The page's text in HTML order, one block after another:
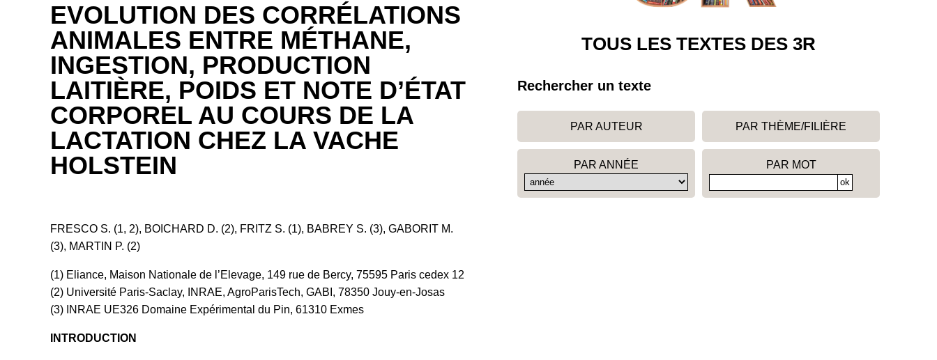
EVOLUTION DES CORRÉLATIONS
ANIMALES ENTRE MÉTHANE,
INGESTION, PRODUCTION
LAITIÈRE, POIDS ET NOTE D’ÉTAT
CORPOREL AU COURS DE LA
LACTATION CHEZ LA VACHE
HOLSTEIN
FRESCO S. (1, 2), BOICHARD D. (2), FRITZ S. (1), BABREY S. (3), GABORIT M.
(3), MARTIN P. (2)
(1) Eliance, Maison Nationale de l’Elevage, 149 rue de Bercy, 75595 Paris cedex 12
(2) Université Paris-Saclay, INRAE, AgroParisTech, GABI, 78350 Jouy-en-Josas
(3) INRAE UE326 Domaine Expérimental du Pin, 61310 Exmes
INTRODUCTION
TOUS LES TEXTES DES 3R
Rechercher un texte
PAR AUTEUR PAR THÈME/FILIÈRE
PAR ANNÉE PAR MOT